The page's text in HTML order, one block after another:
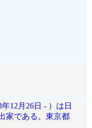
12月26日 - ）は日
家である。東京都